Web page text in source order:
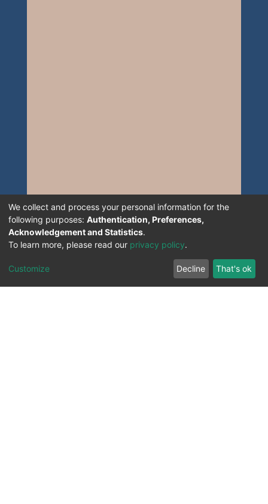
We collect and process your personal information for the
following purposes: Authentication, Preferences,
Acknowledgement and Statistics.
To learn more, please read our privacy policy.
Customize Decline That's ok